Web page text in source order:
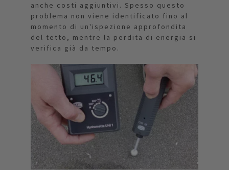
anche costi aggiuntivi. Spesso questo
problema non viene identificato fino al
momento di un'ispezione approfondita
del tetto, mentre la perdita di energia si
verifica già da tempo.